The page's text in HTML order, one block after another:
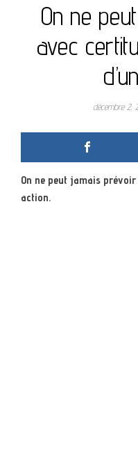
On ne
avec
décembre 2,
On ne peut jamais
action.